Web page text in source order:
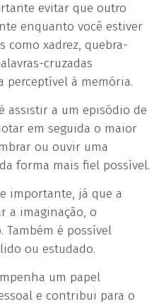
evitar que outro
enquanto você estiver
como xadrez, quebra-
cruzadas
perceptível à memória.
assistir a um episódio de
em seguida o maior
ou ouvir uma
forma mais fiel possível.
importante, já que a
a imaginação, o
Também é possível
ou estudado.
um papel
e contribui para o